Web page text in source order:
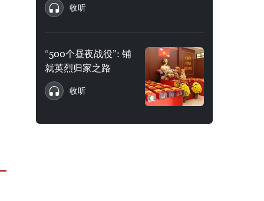
收听
“500个昼夜战役”: 铺
就英烈归家之路
收听